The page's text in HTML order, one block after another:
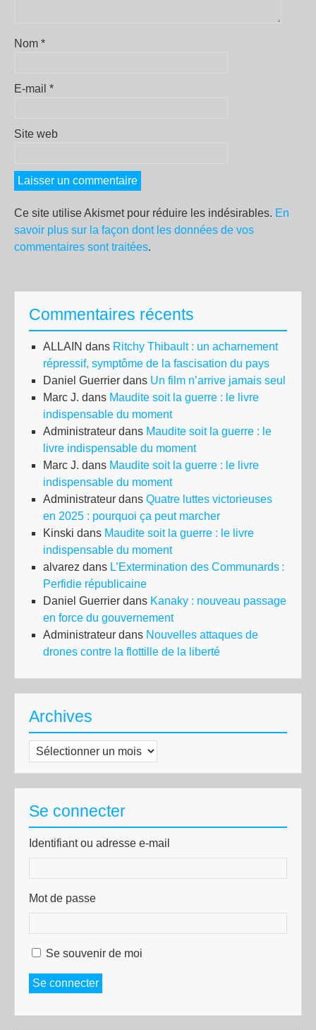
Nom *
E-mail *
Site web
Ce site utilise Akismet pour réduire les indésirables. En
savoir plus sur la façon dont les données de vos
commentaires sont traitées.
Commentaires récents
ALLAIN dans Ritchy Thibault : un acharnement
répressif, symptôme de la fascisation du pays
Daniel Guerrier dans Un film n’arrive jamais seul
Marc J. dans Maudite soit la guerre : le livre
indispensable du moment
Administrateur dans Maudite soit la guerre : le
livre indispensable du moment
Marc J. dans Maudite soit la guerre : le livre
indispensable du moment
Administrateur dans Quatre luttes victorieuses
en 2025 : pourquoi ça peut marcher
Kinski dans Maudite soit la guerre : le livre
indispensable du moment
alvarez dans L’Extermination des Communards :
Perfidie républicaine
Daniel Guerrier dans Kanaky : nouveau passage
en force du gouvernement
Administrateur dans Nouvelles attaques de
drones contre la flottille de la liberté
Archives
Archives
Se connecter
Identifiant ou adresse e-mail
Mot de passe
Se souvenir de moi
Se connecter